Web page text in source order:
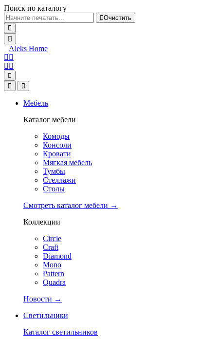
Поиск по каталогу
Очистить
Aleks Home
Мебель
Каталог мебели
Комоды
Консоли
Кровати
Мягкая мебель
Тумбы
Стеллажи
Столы
Смотреть каталог мебели →
Коллекции
Circle
Craft
Diamond
Mono
Pattern
Quadra
Новости →
Светильники
Каталог светильников